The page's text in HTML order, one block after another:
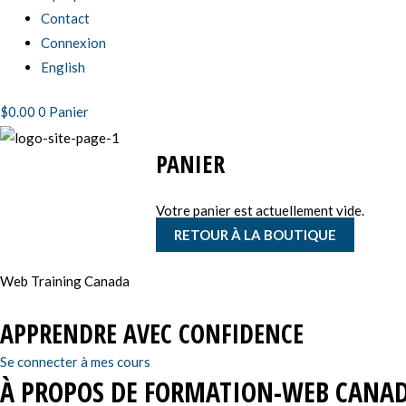
Contact
Connexion
English
$0.00 0 Panier
PANIER
Votre panier est actuellement vide.
RETOUR À LA BOUTIQUE
Web Training Canada
APPRENDRE AVEC CONFIDENCE
Se connecter à mes cours
À PROPOS DE FORMATION-WEB